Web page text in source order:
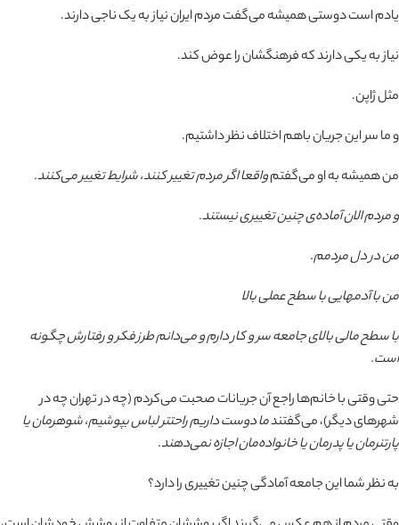
یادم است دوستی همیشه می‌گفت مردم ایران نیاز به یک ناجی دارند.
نیاز به یکی دارند که فرهنگشان را عوض کند.
مثل ژاپن.
و ما سر این جریان باهم اختلاف نظر داشتیم.
من همیشه به او می‌گفتمواقعا اگر مردم تغییر کنند، شرایط تغییر می‌کنند.
و مردم الان آماده‌ی چنین تغییری نیستند.
من در دل مردمم.
من با آدمهایی با سطح عملی بالا
با سطح مالی بالای جامعه سر و کار دارم و می‌دانم طرز فکر و رفتارش چگونه
است.
حتی وقتی با خانم‌ها راجع آن جریانات صحبت می‌کردم (چه در تهران چه در
شهرهای دیگر)، می‌گفتندما دوست داریم راحتتر لباس بپوشیم، شوهرمان یا
پارتنرمان یا پدرمان یا خانواده‌مان اجازه نمی‌دهند.
به نظر شما این جامعه آمادگی چنین تغییری را دارد؟